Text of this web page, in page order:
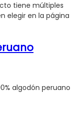
tiene múltiples
elegir en la página
algodón peruano